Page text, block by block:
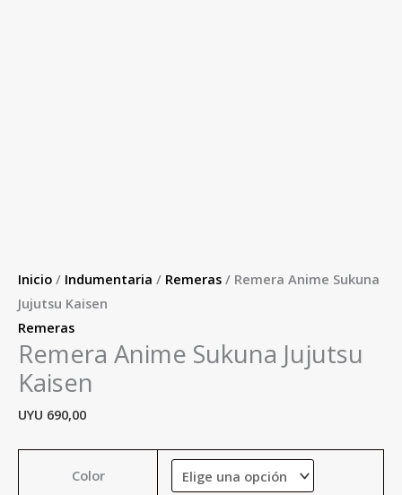
Inicio / Indumentaria / Remeras / Remera Anime Sukuna
Jujutsu Kaisen
Remeras
Remera Anime Sukuna Jujutsu
Kaisen
UYU 690,00
Color